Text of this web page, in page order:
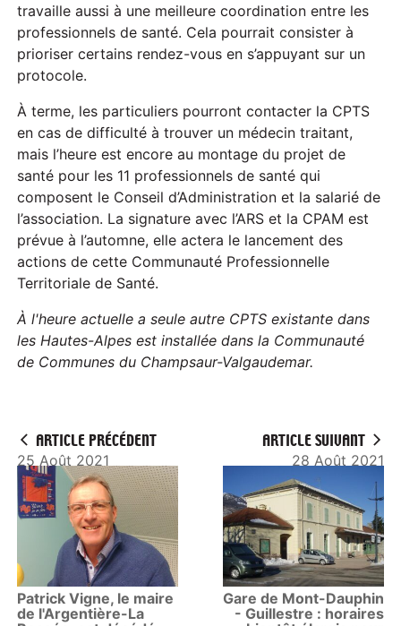
travaille aussi à une meilleure coordination entre les
professionnels de santé. Cela pourrait consister à
prioriser certains rendez-vous en s’appuyant sur un
protocole.
À terme, les particuliers pourront contacter la CPTS
en cas de difficulté à trouver un médecin traitant,
mais l’heure est encore au montage du projet de
santé pour les 11 professionnels de santé qui
composent le Conseil d’Administration et la salarié de
l’association. La signature avec l’ARS et la CPAM est
prévue à l’automne, elle actera le lancement des
actions de cette Communauté Professionnelle
Territoriale de Santé.
À l'heure actuelle a seule autre CPTS existante dans
les Hautes-Alpes est installée dans la Communauté
de Communes du Champsaur-Valgaudemar.
ARTICLE PRÉCÉDENT
25 Août 2021
Patrick Vigne, le maire
de l'Argentière-La
ARTICLE SUIVANT
28 Août 2021
Gare de Mont-Dauphin
- Guillestre : horaires